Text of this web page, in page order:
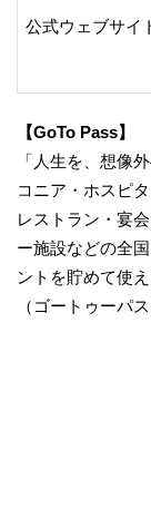
公式ウェブサイ
【GoTo Pass】
「人生を、想像
コニア・ホスピ
レストラン・宴
ー施設などの全
ントを貯めて使
（ゴートゥーパ